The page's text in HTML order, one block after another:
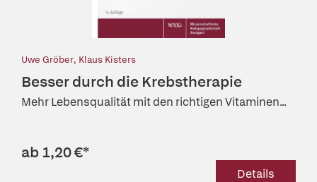
Uwe Gröber, Klaus Kisters
Besser durch die Krebstherapie
Mehr Lebensqualität mit den richtigen Vitaminen...
ab 1,20 €*
Details